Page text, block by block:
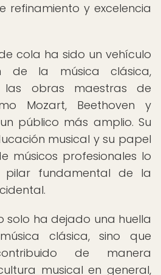
refinamiento y excelencia
cola ha sido un vehículo
de la música clásica,
las obras maestras de
Mozart, Beethoven y
público más amplio. Su
musical y su papel
músicos profesionales lo
pilar fundamental de la
solo ha dejado una huella
clásica, sino que
de manera
musical en general,